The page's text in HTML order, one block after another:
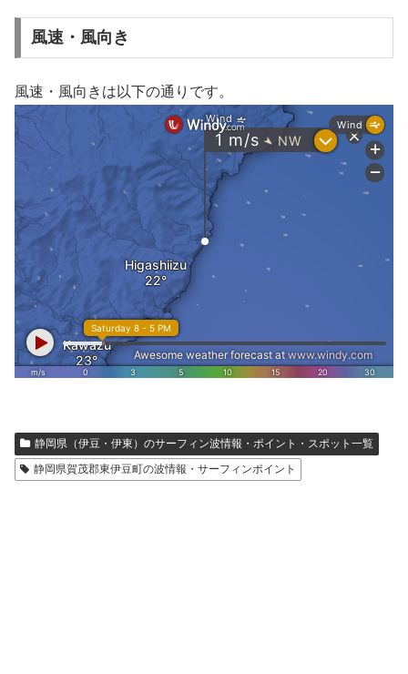
風速・風向き
風速・風向きは以下の通りです。
静岡県（伊豆・伊東）のサーフィン波情報・ポイント・スポット一覧
静岡県賀茂郡東伊豆町の波情報・サーフィンポイント